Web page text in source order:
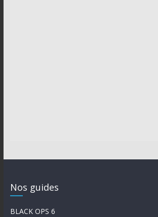
Nos guides
BLACK OPS 6